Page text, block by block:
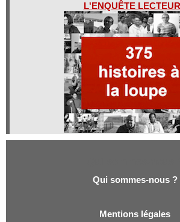
L'ENQUÊTE
Qui sommes-nous ?
Mentions légales